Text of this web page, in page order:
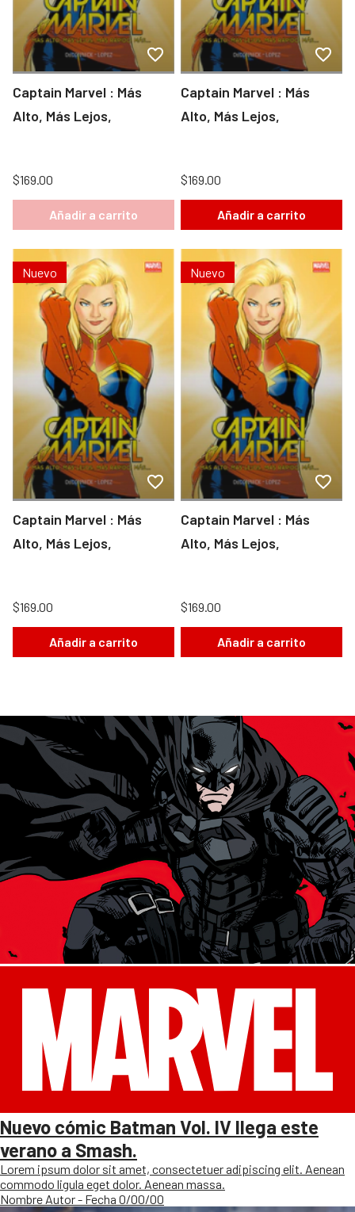
Captain Marvel : Más
Alto, Más Lejos,
$169.00
Añadir a carrito
Captain Marvel : Más
Alto, Más Lejos,
$169.00
Añadir a carrito
Nuevo
Captain Marvel : Más
Alto, Más Lejos,
$169.00
Añadir a carrito
Nuevo
Captain Marvel : Más
Alto, Más Lejos,
$169.00
Añadir a carrito
Nuevo cómic Batman Vol. IV llega este
verano a Smash.
Lorem ipsum dolor sit amet, consectetuer adipiscing elit. Aenean
commodo ligula eget dolor. Aenean massa.
Nombre Autor - Fecha 0/00/00